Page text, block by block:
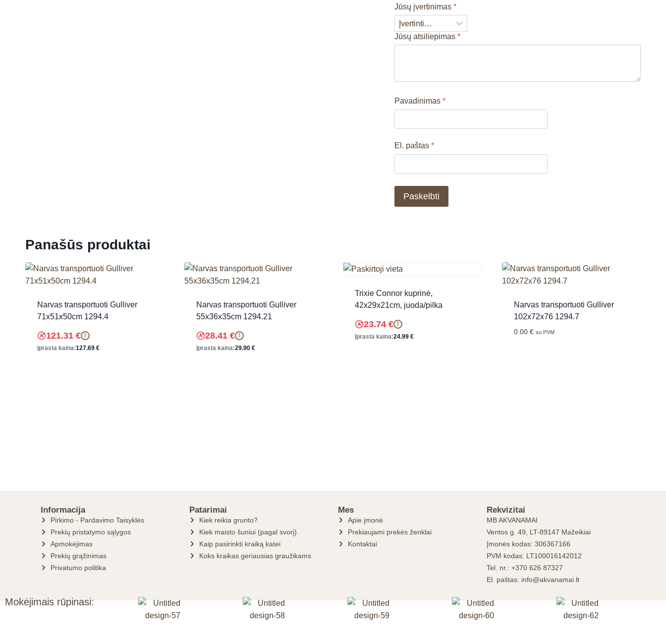
Jūsų įvertinimas*
Jūsų atsiliepimas*
Pavadinimas*
El. paštas*
Panašūs produktai
Narvas transportuoti Gulliver
71x51x50cm 1294.4
121.31 € !
Įprasta kaina:127.69 €
Narvas transportuoti Gulliver
55x36x35cm 1294.21
28.41 € !
Įprasta kaina:29.90 €
Trixie Connor kuprinė,
42x29x21cm, juoda/pilka
23.74 € !
Įprasta kaina:24.99 €
Narvas transportuoti Gulliver
102x72x76 1294.7
0.00 € su PVM
Informacija
Pirkimo - Pardavimo Taisyklės
Prekių pristatymo sąlygos
Apmokėjimas
Prekių grąžinimas
Privatumo politika
Patarimai
Kiek reikia grunto?
Kiek maisto šuniui (pagal svorį)
Kaip pasirinkti kraiką katei
Koks kraikas geriausias graužikams
Mes
Apie įmonė
Prekiaujami prekės ženklai
Kontaktai
Rekvizitai
MB AKVANAMAI
Ventos g. 49, LT-89147 Mažeikiai
Įmonės kodas: 306367166
PVM kodas: LT100016142012
Tel. nr.: +370 626 87327
El. paštas: info@akvanamai.lt
Mokėjimais rūpinasi: